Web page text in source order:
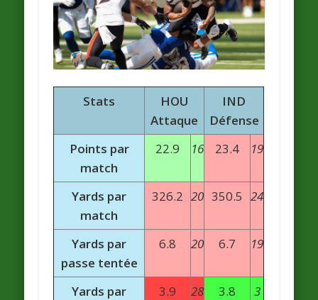
Stats
HOU
Attaque
IND
Défense
Points par
match
22.9 16 23.4 19
Yards par
match
326.2 20 350.5 24
Yards par
passe tentée
6.8 20 6.7 19
Yards par 3.9 28 3.8 3